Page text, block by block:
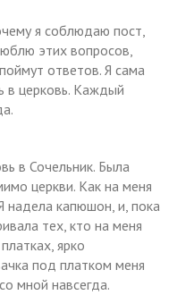
я соблюдаю пост,
этих вопросов,
ответов. Я сама
в церковь. Каждый
в Сочельник. Была
церкви. Как на меня
надела капюшон, и, пока
тех, кто на меня
ярко
под платком меня
мной навсегда.